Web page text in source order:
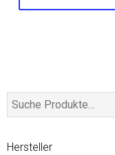
Hersteller